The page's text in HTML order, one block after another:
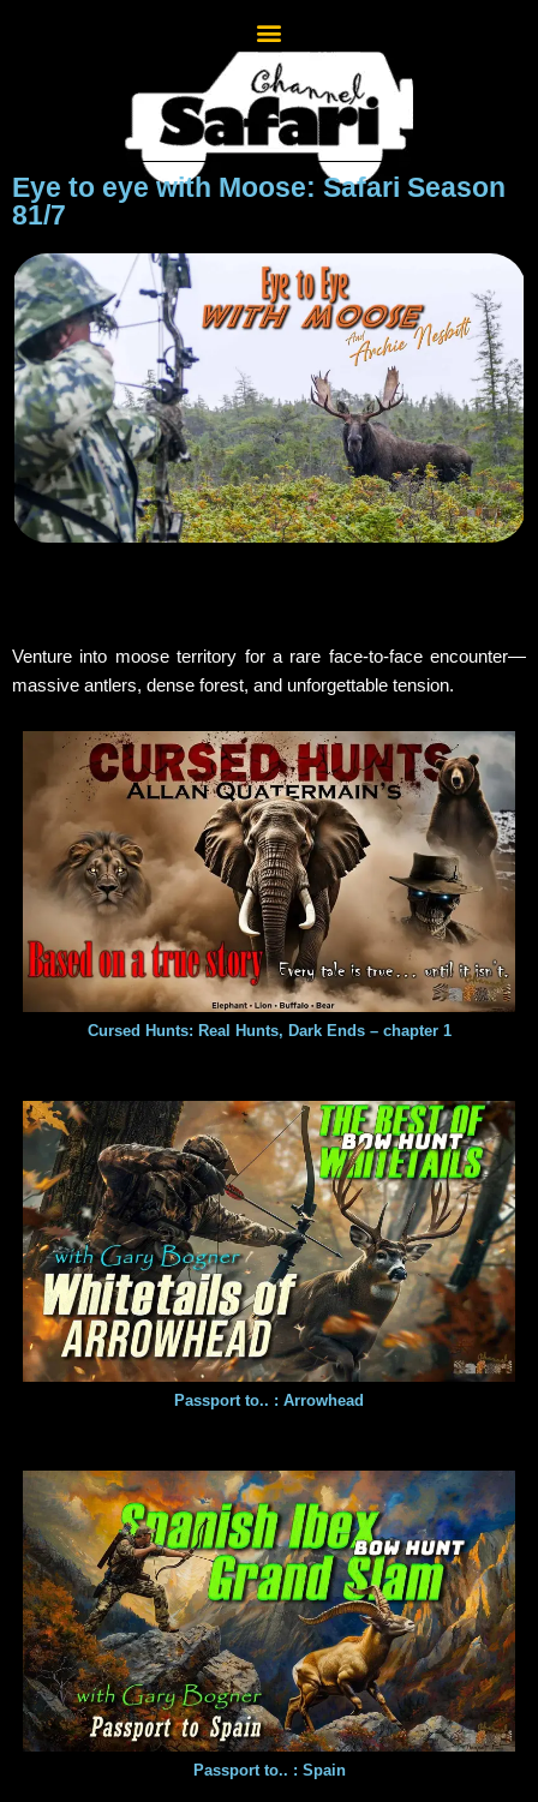
Eye to eye with Moose: Safari Season
81/7
Venture into moose territory for a rare face-to-face encounter—
massive antlers, dense forest, and unforgettable tension.
Cursed Hunts: Real Hunts, Dark Ends – chapter 1
Passport to.. : Arrowhead
Passport to.. : Spain